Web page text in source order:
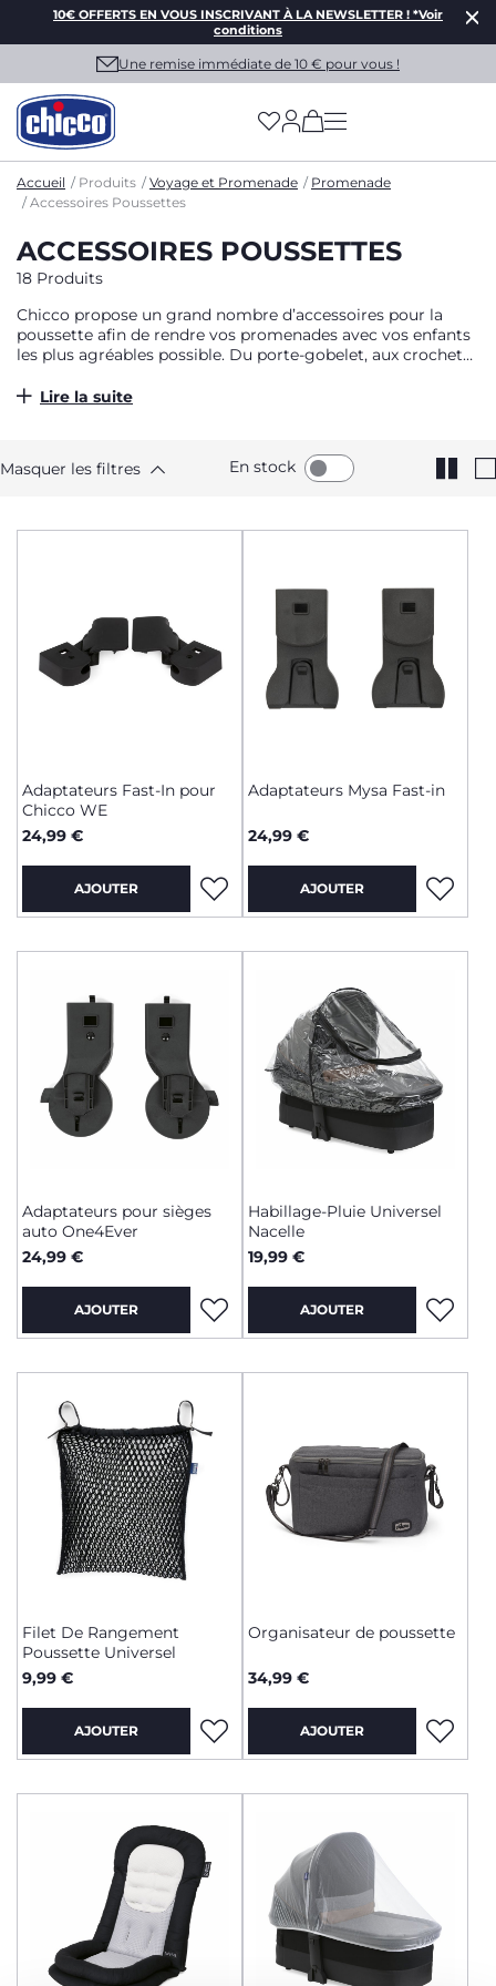
10€ OFFERTS EN VOUS INSCRIVANT À LA NEWSLETTER ! *Voir
conditions
Une remise immédiate de 10 € pour vous !
(has more options
Accueil Produits Voyage et Promenade
Promenade
Accessoires Poussettes
ACCESSOIRES POUSSETTES
18 Produits
Chicco propose un grand nombre d’accessoires pour la
poussette afin de rendre vos promenades avec vos enfants
les plus agréables possible. Du porte-gobelet, aux crochets,
de rangement, tous les accessoires poussettes Chicco sont
Lire la suite
Masquer les filtres En stock
Adaptateurs Fast-In pour
Chicco WE
24,99 €
AJOUTER
Adaptateurs Mysa Fast-in
24,99 €
AJOUTER
Adaptateurs pour sièges
auto One4Ever
24,99 €
AJOUTER
Habillage-Pluie Universel
Nacelle
19,99 €
AJOUTER
Filet De Rangement
Poussette Universel
9,99 €
AJOUTER
Organisateur de poussette
34,99 €
AJOUTER